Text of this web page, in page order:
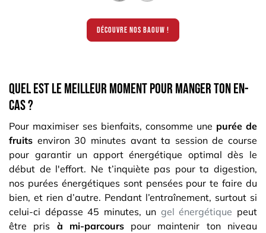
découvre nos baouw !
Quel est le meilleur moment pour manger ton en-
cas ?
Pour maximiser ses bienfaits, consomme une purée de
fruits environ 30 minutes avant ta session de course
pour garantir un apport énergétique optimal dès le
début de l'effort. Ne t’inquiète pas pour ta digestion,
nos purées énergétiques sont pensées pour te faire du
bien, et rien d’autre. Pendant l’entraînement, surtout si
celui-ci dépasse 45 minutes, un gel énergétique peut
être pris à mi-parcourspour maintenir ton niveau